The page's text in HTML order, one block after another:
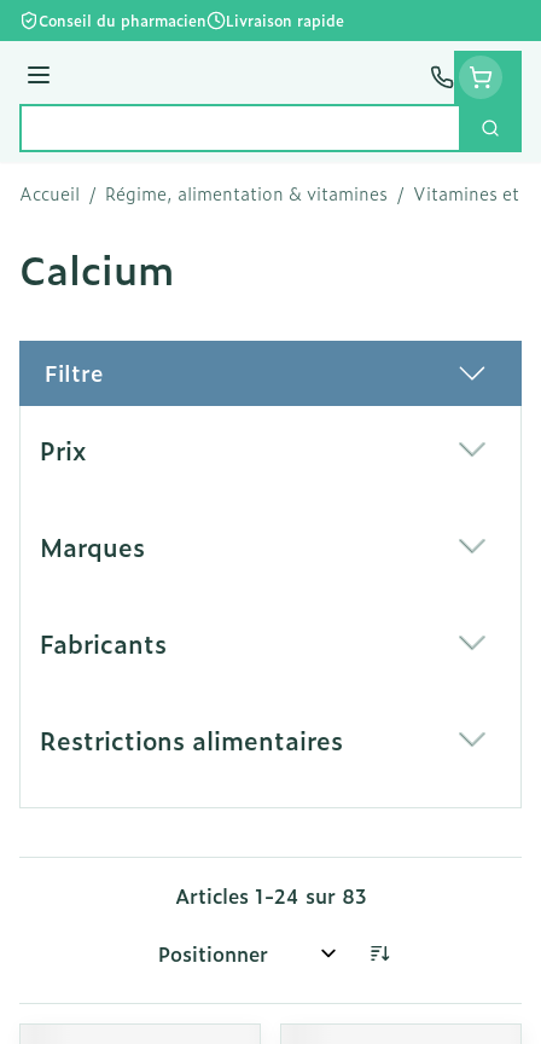
Aller au contenu
Conseil du pharmacien Livraison rapide
Menu
Accueil / Régime, alimentation & vitamines / Vitamines et
Calcium
Filtre
Prix
Marques
Fabricants
Restrictions alimentaires
Articles 1-24 sur 83
Trier par: